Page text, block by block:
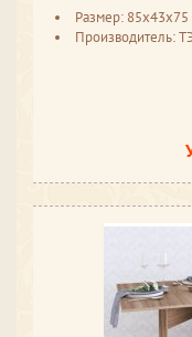
Размер: 85x43x75
Производитель: